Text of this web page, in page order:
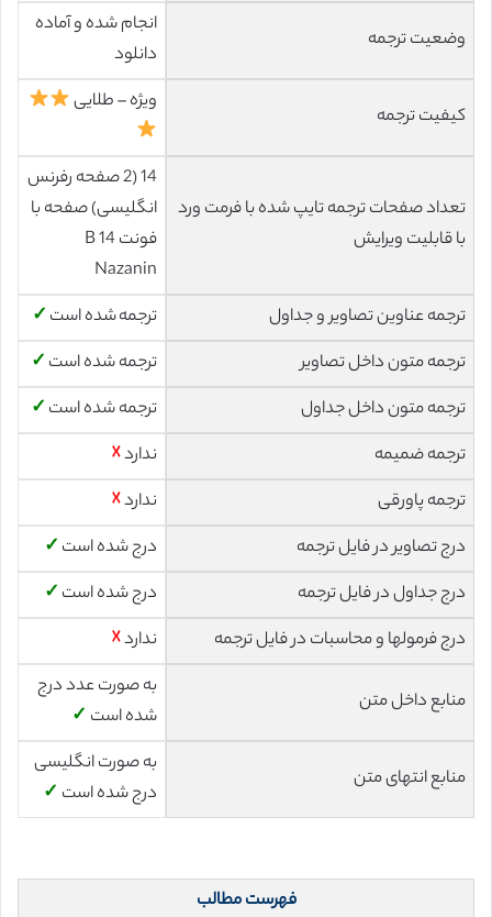
وضعیت ترجمه
انجام شده و آماده
دانلود
کیفیت ترجمه
ویژه – طلایی
تعداد صفحات ترجمه تایپ شده با فرمت ورد
با قابلیت ویرایش
14 (2 صفحه رفرنس
انگلیسی) صفحه با
فونت 14 B
Nazanin
ترجمه عناوین تصاویر و جداول
ترجمه شده است ✓
ترجمه متون داخل تصاویر
ترجمه شده است ✓
ترجمه متون داخل جداول
ترجمه شده است ✓
ترجمه ضمیمه
ندارد☓
ترجمه پاورقی
ندارد☓
درج تصاویر در فایل ترجمه
درج شده است ✓
درج جداول در فایل ترجمه
درج شده است ✓
درج فرمولها و محاسبات در فایل ترجمه
ندارد☓
منابع داخل متن
به صورت عدد درج
شده است ✓
منابع انتهای متن
به صورت انگلیسی
درج شده است ✓
فهرست مطالب